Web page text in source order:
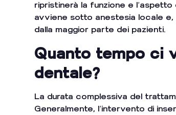
ripristinerà la funzione e l’aspetto
avviene sotto anestesia locale
dalla maggior parte dei pazienti.
Quanto tempo ci
dentale?
La durata complessiva del
Generalmente, l’intervento di